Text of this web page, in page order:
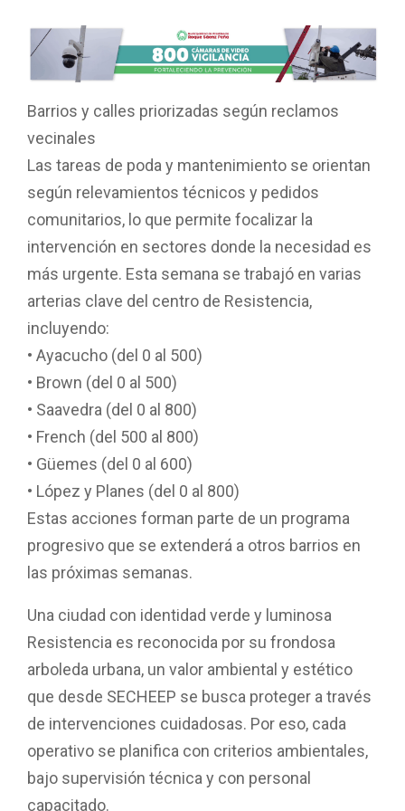
Barrios y calles priorizadas según reclamos
vecinales
Las tareas de poda y mantenimiento se orientan
según relevamientos técnicos y pedidos
comunitarios, lo que permite focalizar la
intervención en sectores donde la necesidad es
más urgente. Esta semana se trabajó en varias
arterias clave del centro de Resistencia,
incluyendo:
• Ayacucho (del 0 al 500)
• Brown (del 0 al 500)
• Saavedra (del 0 al 800)
• French (del 500 al 800)
• Güemes (del 0 al 600)
• López y Planes (del 0 al 800)
Estas acciones forman parte de un programa
progresivo que se extenderá a otros barrios en
las próximas semanas.
Una ciudad con identidad verde y luminosa
Resistencia es reconocida por su frondosa
arboleda urbana, un valor ambiental y estético
que desde SECHEEP se busca proteger a través
de intervenciones cuidadosas. Por eso, cada
operativo se planifica con criterios ambientales,
bajo supervisión técnica y con personal
capacitado.